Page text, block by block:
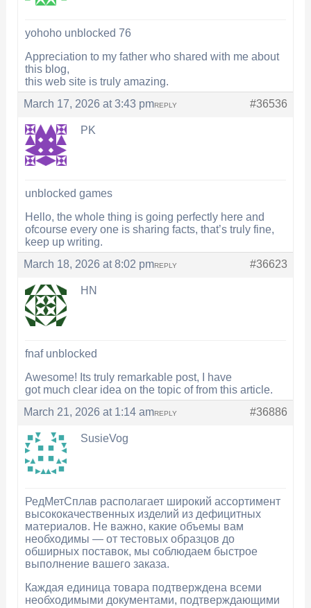
yohoho unblocked 76
Appreciation to my father who shared with me about
this blog,
this web site is truly amazing.
March 17, 2026 at 3:43 pm
#36536
REPLY
PK
unblocked games
Hello, the whole thing is going perfectly here and
ofcourse every one is sharing facts, that’s truly fine,
keep up writing.
March 18, 2026 at 8:02 pm
#36623
REPLY
HN
fnaf unblocked
Awesome! Its truly remarkable post, I have
got much clear idea on the topic of from this article.
March 21, 2026 at 1:14 am
#36886
REPLY
SusieVog
РедМетСплав располагает широкий ассортимент
высококачественных изделий из дефицитных
материалов. Не важно, какие объемы вам
необходимы — от тестовых образцов до
обширных поставок, мы соблюдаем быстрое
выполнение вашего заказа.
Каждая единица товара подтверждена всеми
необходимыми документами, подтверждающими